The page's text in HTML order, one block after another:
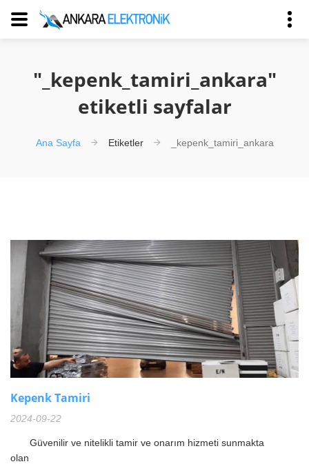
"_kepenk_tamiri_ankara"
etiketli sayfalar
Ana Sayfa Etiketler _kepenk_tamiri_ankara
Kepenk Tamiri
2024-09-22
Güvenilir ve nitelikli tamir ve onarım hizmeti sunmakta
olan